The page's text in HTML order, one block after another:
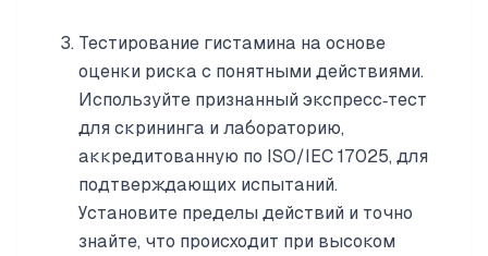
Тестирование гистамина на основе
оценки риска с понятными действиями.
Используйте признанный экспресс‑тест
для скрининга и лабораторию,
аккредитованную по ISO/IEC 17025, для
подтверждающих испытаний.
Установите пределы действий и точно
знайте, что происходит при высоком